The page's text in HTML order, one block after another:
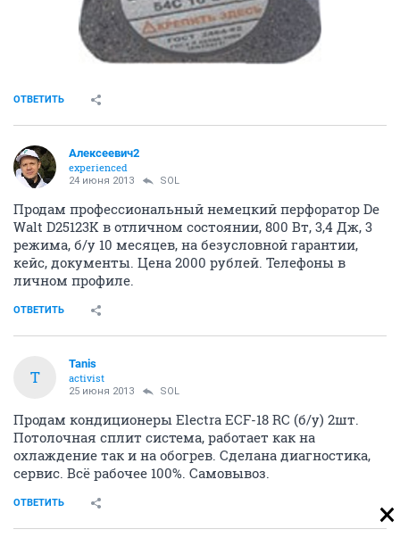
ОТВЕТИТЬ
Алексеевич2
experienced
24 июня 2013 SOL
Продам профессиональный немецкий перфоратор De
Walt D25123K в отличном состоянии, 800 Вт, 3,4 Дж, 3
режима, б/у 10 месяцев, на безусловной гарантии,
кейс, документы. Цена 2000 рублей. Телефоны в
личном профиле.
ОТВЕТИТЬ
T
Tanis
activist
25 июня 2013 SOL
Продам кондиционеры Electra ECF-18 RC (б/у) 2шт.
Потолочная сплит система, работает как на
охлаждение так и на обогрев. Сделана диагностика,
сервис. Всё рабочее 100%. Самовывоз.
ОТВЕТИТЬ